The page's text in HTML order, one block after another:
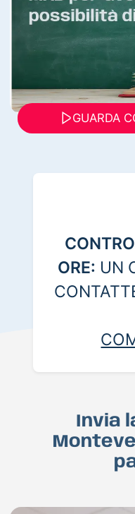
GUARDA
ORE: UN
Invia